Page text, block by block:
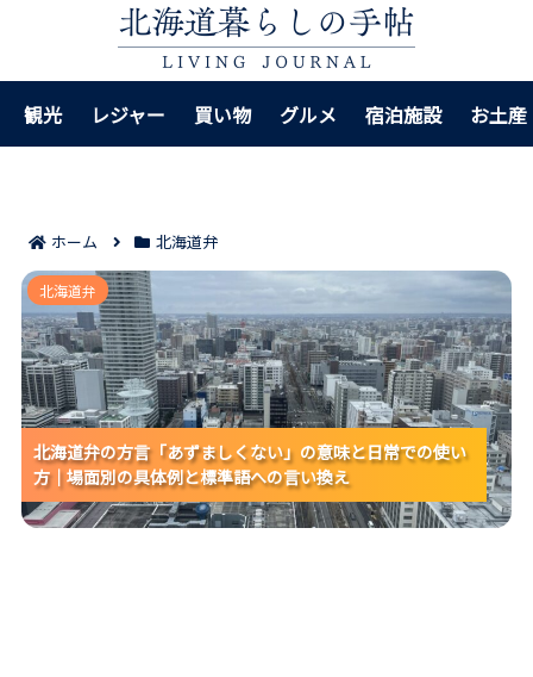
観光 レジャー 買い物 グルメ 宿泊施設 お土産
ホーム 北海道弁
北海道弁の方言「あずましくない」の意味と日常での
使い方｜場面別の具体例と標準語への言い換え
北海道弁の方言「あずましくない」の意味と日常での使い
方｜場面別の具体例と標準語への言い換え
北海道弁の方言「あずましくない」の意味と日常での使い
方｜場面別の具体例と標準語への言い換え
北海道弁の方言「あずましくない」の意味と日常での使い
方｜場面別の具体例と標準語への言い換え
北海道弁